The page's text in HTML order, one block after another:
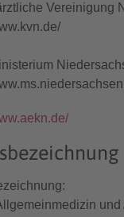
Vereinigung